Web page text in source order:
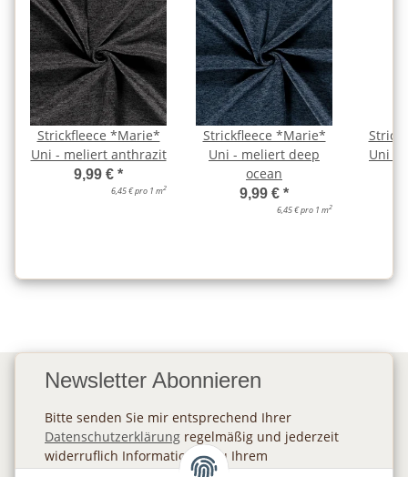
Strickfleece *Marie*
Uni - meliert anthrazit
9,99 € *
6,45 € pro 1 m2
Strickfleece *Marie*
Uni - meliert deep
ocean
9,99 € *
6,45 € pro 1 m2
Uni -
Newsletter Abonnieren
Bitte senden Sie mir entsprechend Ihrer
Datenschutzerklärung regelmäßig und jederzeit
widerruflich Informationen zu Ihrem